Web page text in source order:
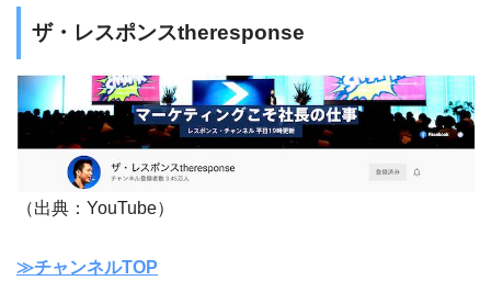
ザ・レスポンスtheresponse
（出典：YouTube）
≫チャンネルTOP